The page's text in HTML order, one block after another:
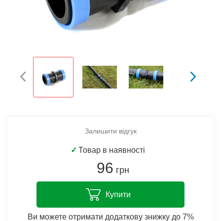
Залишити відгук
✓ Товар в наявності
96 грн
Купити
Ви можете отримати додаткову знижку до 7%